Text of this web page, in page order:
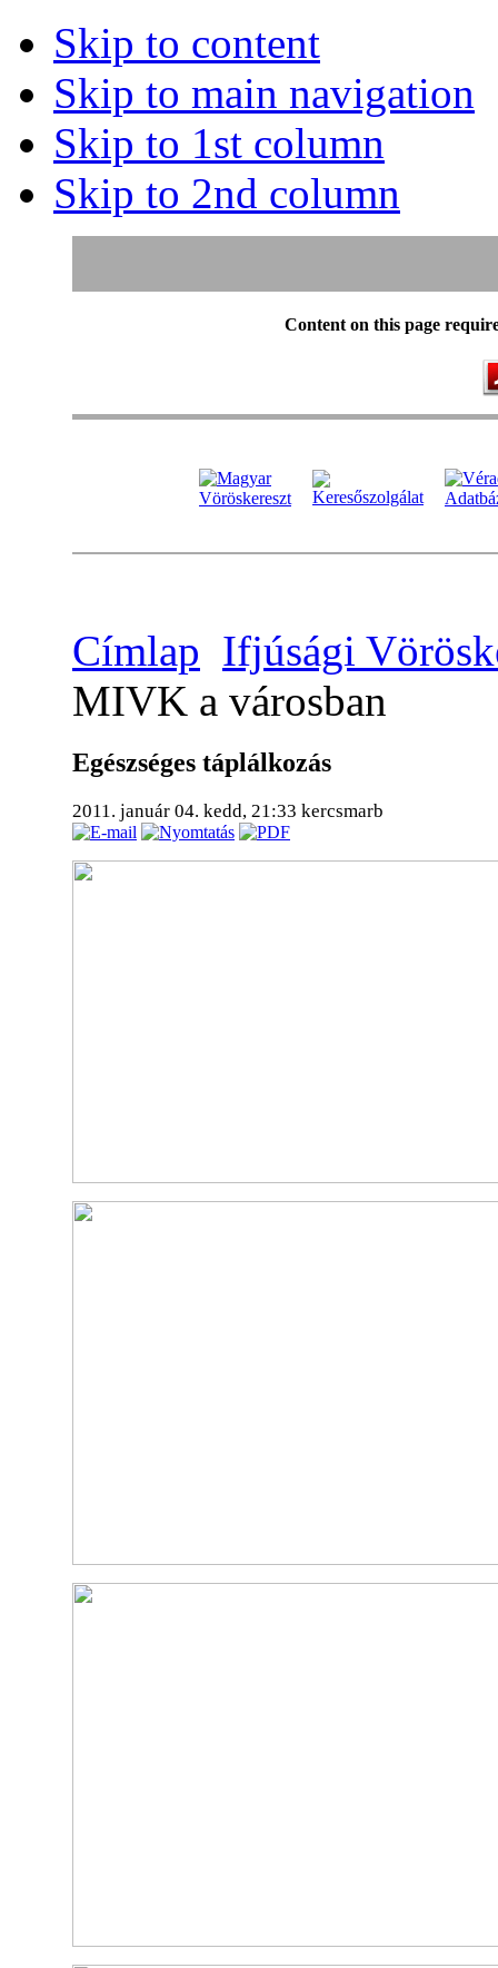
Skip to content
Skip to main navigation
Skip to 1st column
Skip to 2nd column
Content on this page
Címlap Ifjúsági
MIVK a városban
Egészséges táplálkozás
2011. január 04. kedd, 21:33 kercsmarb